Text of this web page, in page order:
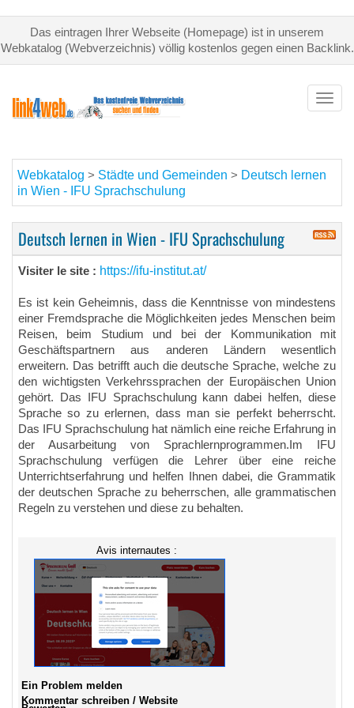
Das eintragen Ihrer Webseite (Homepage) ist in unserem
Webkatalog (Webverzeichnis) völlig kostenlos gegen einen Backlink.
Webkatalog > Städte und Gemeinden > Deutsch lernen
in Wien - IFU Sprachschulung
Deutsch lernen in Wien - IFU Sprachschulung
Visiter le site : https://ifu-institut.at/
Es ist kein Geheimnis, dass die Kenntnisse von mindestens
einer Fremdsprache die Möglichkeiten jedes Menschen beim
Reisen, beim Studium und bei der Kommunikation mit
Geschäftspartnern aus anderen Ländern wesentlich
erweitern. Das betrifft auch die deutsche Sprache, welche zu
den wichtigsten Verkehrssprachen der Europäischen Union
gehört. Das IFU Sprachschulung kann dabei helfen, diese
Sprache so zu erlernen, dass man sie perfekt beherrscht.
Das IFU Sprachschulung hat nämlich eine reiche Erfahrung in
der Ausarbeitung von Sprachlernprogrammen.Im IFU
Sprachschulung verfügen die Lehrer über eine reiche
Unterrichtserfahrung und helfen Ihnen dabei, die Grammatik
der deutschen Sprache zu beherrschen, alle grammatischen
Regeln zu verstehen und diese zu behalten.
Avis internautes :
Ein Problem melden
Kommentar schreiben / Website